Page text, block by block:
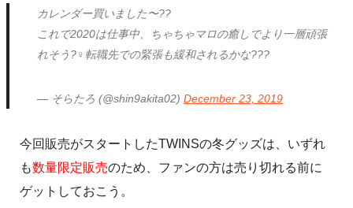
カレンダー買いました〜??
これで2020は仕事中、ちゃちゃマロの癒しでより一層頑張
れそう?‍♀️転職先での緊張も緩和されるかな??‍?
— そらたろ (@shin9akita02)December 23, 2019
今回販売がスタートしたTWINSの冬グッズは、いずれ
も数量限定販売のため、ファンの方は売り切れる前に
ゲットしておこう。